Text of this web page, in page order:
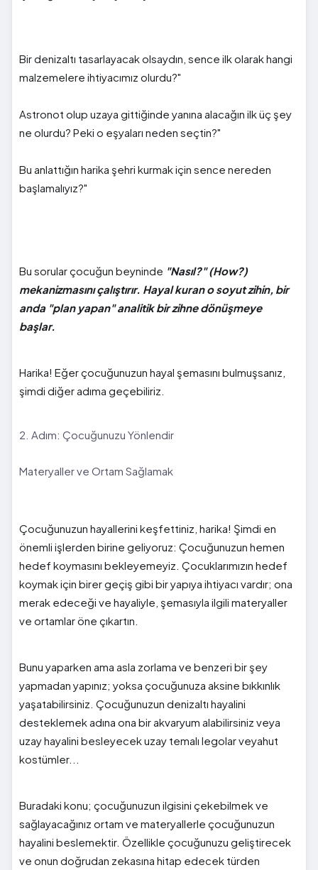
Bir denizaltı tasarlayacak olsaydın, sence ilk olarak hangi
malzemelere ihtiyacımız olurdu?"
Astronot olup uzaya gittiğinde yanına alacağın ilk üç şey
ne olurdu? Peki o eşyaları neden seçtin?"
Bu anlattığın harika şehri kurmak için sence nereden
başlamalıyız?"
Bu sorular çocuğun beyninde "Nasıl?" (How?)
mekanizmasını çalıştırır. Hayal kuran o soyut zihin, bir
anda "plan yapan" analitik bir zihne dönüşmeye
başlar.
Harika! Eğer çocuğunuzun hayal şemasını bulmuşsanız,
şimdi diğer adıma geçebiliriz.
2. Adım: Çocuğunuzu Yönlendir
Materyaller ve Ortam Sağlamak
Çocuğunuzun hayallerini keşfettiniz, harika! Şimdi en
önemli işlerden birine geliyoruz: Çocuğunuzun hemen
hedef koymasını bekleyemeyiz. Çocuklarımızın hedef
koymak için birer geçiş gibi bir yapıya ihtiyacı vardır; ona
merak edeceği ve hayaliyle, şemasıyla ilgili materyaller
ve ortamlar öne çıkartın.
Bunu yaparken ama asla zorlama ve benzeri bir şey
yapmadan yapınız; yoksa çocuğunuza aksine bıkkınlık
yaşatabilirsiniz. Çocuğunuzun denizaltı hayalini
desteklemek adına ona bir akvaryum alabilirsiniz veya
uzay hayalini besleyecek uzay temalı legolar veyahut
kostümler...
Buradaki konu; çocuğunuzun ilgisini çekebilmek ve
sağlayacağınız ortam ve materyallerle çocuğunuzun
hayalini beslemektir. Özellikle çocuğunuzu geliştirecek
ve onun doğrudan zekasına hitap edecek türden